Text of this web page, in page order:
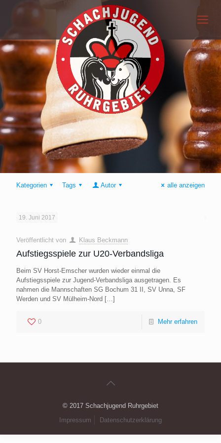
Kategorien Tags Autor alle anzeigen
19. Juni 2017
Veröffentlicht von Klaus Beckmann
Aufstiegsspiele zur U20-Verbandsliga
Beim SV Horst-Emscher wurden wieder einmal die
Aufstiegsspiele zur Jugend-Verbandsliga ausgetragen. Es
nahmen die Mannschaften SG Bochum 31 II, SV Unna, SF
Werden und SV Mülheim-Nord […]
0 Mehr erfahren
© 2017 Schachjugend Ruhrgebiet
Impressum
Datenschutzerklärung